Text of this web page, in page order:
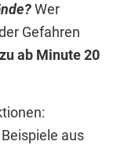
Wer
Gefahren
ab Minute 20
aus